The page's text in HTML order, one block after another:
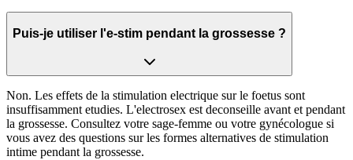
Puis-je utiliser l'e-stim pendant la grossesse ?
Non. Les effets de la stimulation electrique sur le foetus sont
insuffisamment etudies. L'electrosex est deconseille avant et pendant
la grossesse. Consultez votre sage-femme ou votre gynécologue si
vous avez des questions sur les formes alternatives de stimulation
intime pendant la grossesse.